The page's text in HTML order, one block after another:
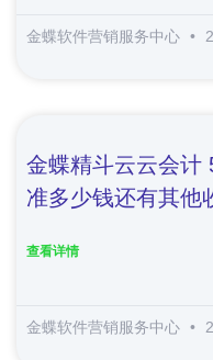
金蝶软件营销服务中心
金蝶精斗云云会计
准多少钱还有其他
查看详情
金蝶软件营销服务中心